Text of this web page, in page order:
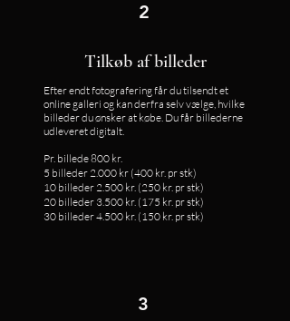
2
Tilkøb af billeder
Efter endt fotografering får du tilsendt et
online galleri og kan derfra selv vælge, hvilke
billeder du ønsker at købe. Du får billederne
udleveret digitalt.
Pr. billede 800 kr.
5 billeder 2.000 kr (400 kr. pr stk)
10 billeder 2.500 kr. (250 kr. pr stk)
20 billeder 3.500 kr. (175 kr. pr stk)
30 billeder 4.500 kr. (150 kr. pr stk)
3